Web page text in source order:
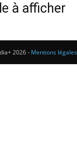
à afficher
2026 - Mentions légales